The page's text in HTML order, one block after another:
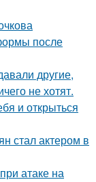
после
другие,
не хотят.
и открыться
стал актером в
атаке на